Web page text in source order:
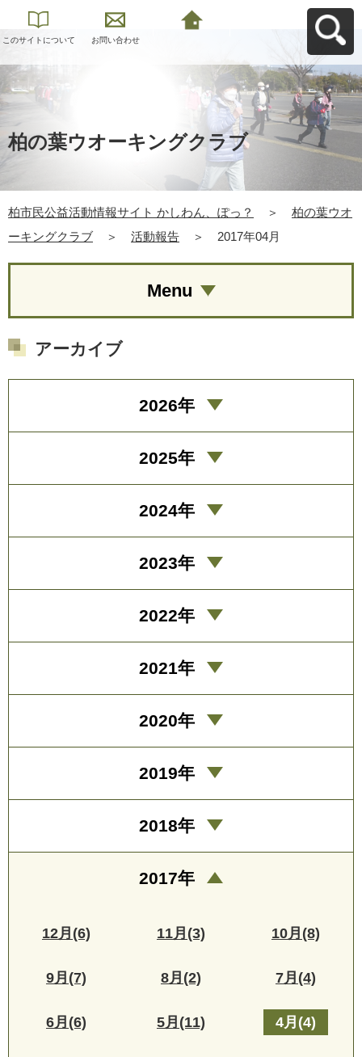
このサイトについて お問い合わせ
柏の葉ウオーキングクラブ
柏市民公益活動情報サイト かしわん、ぽっ？ ＞
柏の葉ウオ
ーキングクラブ
＞ 活動報告 ＞ 2017年04月
Menu
アーカイブ
2026年
2025年
2024年
2023年
2022年
2021年
2020年
2019年
2018年
2017年
12月(6) 11月(3) 10月(8)
9月(7) 8月(2) 7月(4)
6月(6) 5月(11) 4月(4)